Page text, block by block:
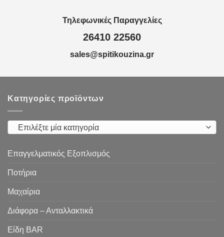
Τηλεφωνικές Παραγγελίες
26410 22560
sales@spitikouzina.gr
Κατηγορίες προϊόντων
Επιλέξτε μία κατηγορία
Επαγγελματικός Εξοπλισμός
Ποτήρια
Μαχαίρια
Διάφορα – Ανταλλακτικά
Είδη ΒAR